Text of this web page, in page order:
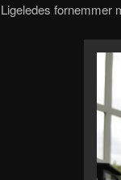
Ligeledes fornemmer